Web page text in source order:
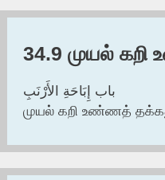
34.9 முயல்
باب إِبَاحَةِ الأَرْنَبِ
முயல் கறி உண்ணத்